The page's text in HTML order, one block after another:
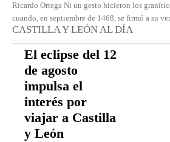
Ricardo Ortega Ni un gesto hicieron los graníticos Toros de Guisando
cuando, en septiembre de 1468, se firmó a su
CASTILLA Y LEÓN AL DÍA
El eclipse del 12
de agosto
impulsa el
interés por
viajar a Castilla
y León